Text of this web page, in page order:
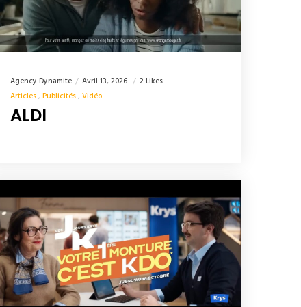
Agency Dynamite Avril 13, 2026
2 Likes
Articles Publicités Vidéo
ALDI